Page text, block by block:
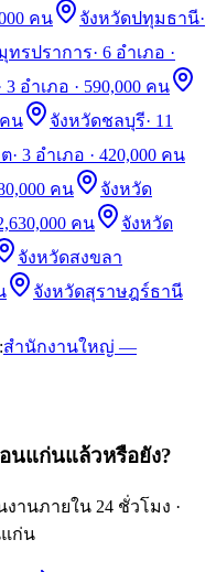
คน จังหวัดปทุมธานี·
ทรปราการ· 6 อำเภอ ·
3 อำเภอ · 590,000 คน
คน จังหวัดชลบุรี· 11
· 3 อำเภอ · 420,000 คน
คน
จังหวัด
คน
จังหวัด
จังหวัดสงขลา
จังหวัดสุราษฎร์ธานี
สำนักงานใหญ่ —
นแก่นแล้วหรือยัง?
านภายใน 24 ชั่วโมง ·
ก่น